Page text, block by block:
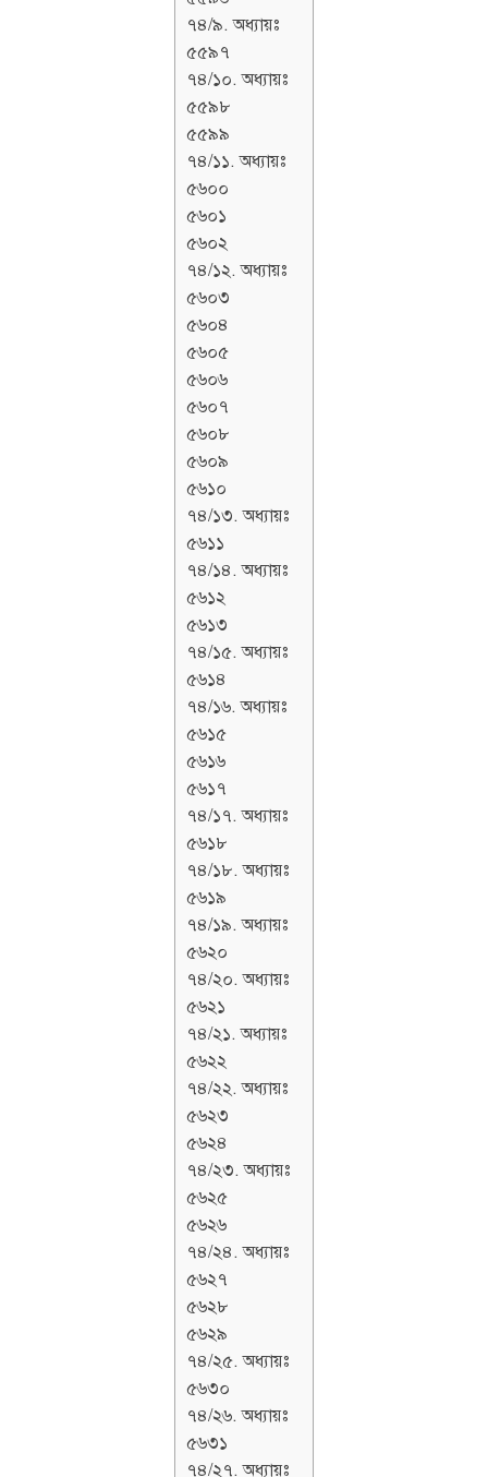
৭৪/৯. অধ্যায়ঃ
৫৫৯৭
৭৪/১০. অধ্যায়ঃ
৫৫৯৮
৫৫৯৯
৭৪/১১. অধ্যায়ঃ
৫৬০০
৫৬০১
৫৬০২
৭৪/১২. অধ্যায়ঃ
৫৬০৩
৫৬০৪
৫৬০৫
৫৬০৬
৫৬০৭
৫৬০৮
৫৬০৯
৫৬১০
৭৪/১৩. অধ্যায়ঃ
৫৬১১
৭৪/১৪. অধ্যায়ঃ
৫৬১২
৫৬১৩
৭৪/১৫. অধ্যায়ঃ
৫৬১৪
৭৪/১৬. অধ্যায়ঃ
৫৬১৫
৫৬১৬
৫৬১৭
৭৪/১৭. অধ্যায়ঃ
৫৬১৮
৭৪/১৮. অধ্যায়ঃ
৫৬১৯
৭৪/১৯. অধ্যায়ঃ
৫৬২০
৭৪/২০. অধ্যায়ঃ
৫৬২১
৭৪/২১. অধ্যায়ঃ
৫৬২২
৭৪/২২. অধ্যায়ঃ
৫৬২৩
৫৬২৪
৭৪/২৩. অধ্যায়ঃ
৫৬২৫
৫৬২৬
৭৪/২৪. অধ্যায়ঃ
৫৬২৭
৫৬২৮
৫৬২৯
৭৪/২৫. অধ্যায়ঃ
৫৬৩০
৭৪/২৬. অধ্যায়ঃ
৫৬৩১
৭৪/২৭. অধ্যায়ঃ